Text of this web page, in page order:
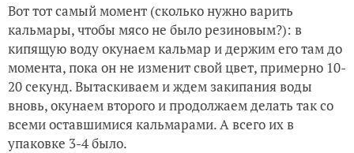
Вот тот самый момент (сколько нужно варить
кальмары, чтобы мясо не было резиновым?): в
кипящую воду окунаем кальмар и держим его там до
момента, пока он не изменит свой цвет, примерно 10-
20 секунд. Вытаскиваем и ждем закипания воды
вновь, окунаем второго и продолжаем делать так со
всеми оставшимися кальмарами. А всего их в
упаковке 3-4 было.